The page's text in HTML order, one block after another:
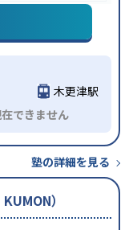
木更津駅
できません
塾の詳細を見る
）